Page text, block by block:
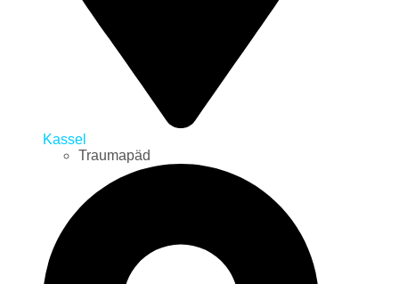
Kassel
Traumapäd